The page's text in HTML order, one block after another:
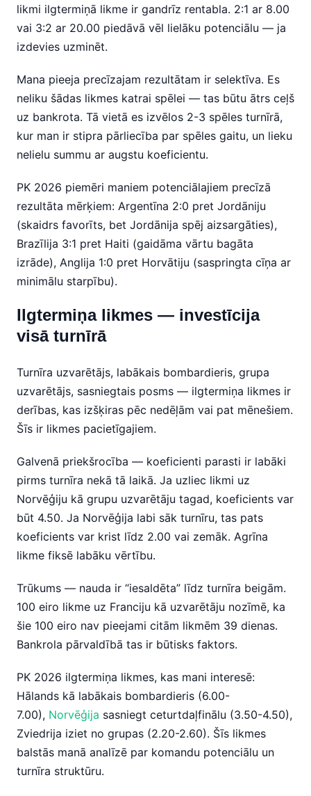
likmi ilgtermiņā likme ir gandrīz rentabla. 2:1 ar 8.00
vai 3:2 ar 20.00 piedāvā vēl lielāku potenciālu — ja
izdevies uzminēt.
Mana pieeja precīzajam rezultātam ir selektīva. Es
neliku šādas likmes katrai spēlei — tas būtu ātrs ceļš
uz bankrota. Tā vietā es izvēlos 2-3 spēles turnīrā,
kur man ir stipra pārliecība par spēles gaitu, un lieku
nelielu summu ar augstu koeficientu.
PK 2026 piemēri maniem potenciālajiem precīzā
rezultāta mērķiem: Argentīna 2:0 pret Jordāniju
(skaidrs favorīts, bet Jordānija spēj aizsargāties),
Brazīlija 3:1 pret Haiti (gaidāma vārtu bagāta
izrāde), Anglija 1:0 pret Horvātiju (saspringta cīņa ar
minimālu starpību).
Ilgtermiņa likmes — investīcija
visā turnīrā
Turnīra uzvarētājs, labākais bombardieris, grupa
uzvarētājs, sasniegtais posms — ilgtermiņa likmes ir
derības, kas izšķiras pēc nedēļām vai pat mēnešiem.
Šīs ir likmes pacietīgajiem.
Galvenā priekšrocība — koeficienti parasti ir labāki
pirms turnīra nekā tā laikā. Ja uzliec likmi uz
Norvēģiju kā grupu uzvarētāju tagad, koeficients var
būt 4.50. Ja Norvēģija labi sāk turnīru, tas pats
koeficients var krist līdz 2.00 vai zemāk. Agrīna
likme fiksē labāku vērtību.
Trūkums — nauda ir “iesaldēta” līdz turnīra beigām.
100 eiro likme uz Franciju kā uzvarētāju nozīmē, ka
šie 100 eiro nav pieejami citām likmēm 39 dienas.
Bankrola pārvaldībā tas ir būtisks faktors.
PK 2026 ilgtermiņa likmes, kas mani interesē:
Hālands kā labākais bombardieris (6.00-
7.00), Norvēģija sasniegt ceturtdaļfinālu (3.50-4.50),
Zviedrija iziet no grupas (2.20-2.60). Šīs likmes
balstās manā analīzē par komandu potenciālu un
turnīra struktūru.